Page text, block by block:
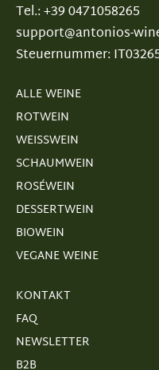
Tel.: +39 0471058265
support@antonios-
Steuernummer:
ALLE WEINE
ROTWEIN
WEISSWEIN
SCHAUMWEIN
ROSÉWEIN
DESSERTWEIN
BIOWEIN
VEGANE WEINE
KONTAKT
FAQ
NEWSLETTER
B2B